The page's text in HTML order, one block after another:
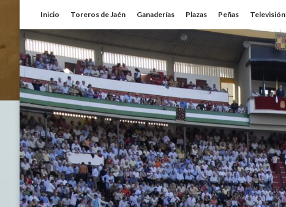
contenido
Inicio Toreros de Jaén Ganaderías Plazas Peñas Televisión